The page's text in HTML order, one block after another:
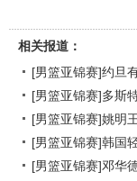
相关报道：
[男篮亚锦赛]约旦
[男篮亚锦赛]多斯
[男篮亚锦赛]姚明
[男篮亚锦赛]韩国
[男篮亚锦赛]邓华